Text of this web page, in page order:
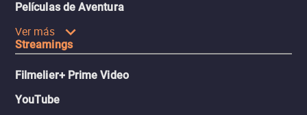
Películas de Aventura
Ver más
Streamings
Filmelier+ Prime Video
YouTube